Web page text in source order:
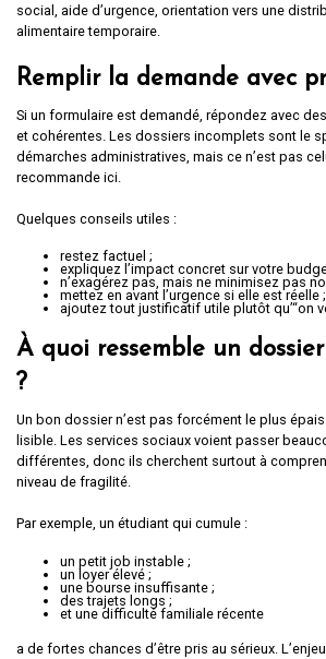
social, aide d’urgence, orientation vers une
alimentaire temporaire.
Remplir la demande avec
Si un formulaire est demandé, répondez avec
et cohérentes. Les dossiers incomplets sont le
démarches administratives, mais ce n’est pas
recommande ici.
Quelques conseils utiles :
restez factuel ;
expliquez l’impact concret sur votre
n’exagérez pas, mais ne minimisez pas
mettez en avant l’urgence si elle est réelle ;
ajoutez tout justificatif utile plutôt qu’“on
À quoi ressemble un
?
Un bon dossier n’est pas forcément le plus
lisible. Les services sociaux voient passer
différentes, donc ils cherchent surtout à
niveau de fragilité.
Par exemple, un étudiant qui cumule :
un petit job instable ;
un loyer élevé ;
une bourse insuffisante ;
des trajets longs ;
et une difficulté familiale récente
a de fortes chances d’être pris au sérieux.